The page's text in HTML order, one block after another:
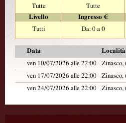
Tutte
Tutte
Livello
Ingresso €
Tutti
Da: 0 a 0
Data Località
ven 10/07/2026 alle 22:00
Zinasco,
ven 17/07/2026 alle 22:00
Zinasco,
ven 24/07/2026 alle 22:00
Zinasco,